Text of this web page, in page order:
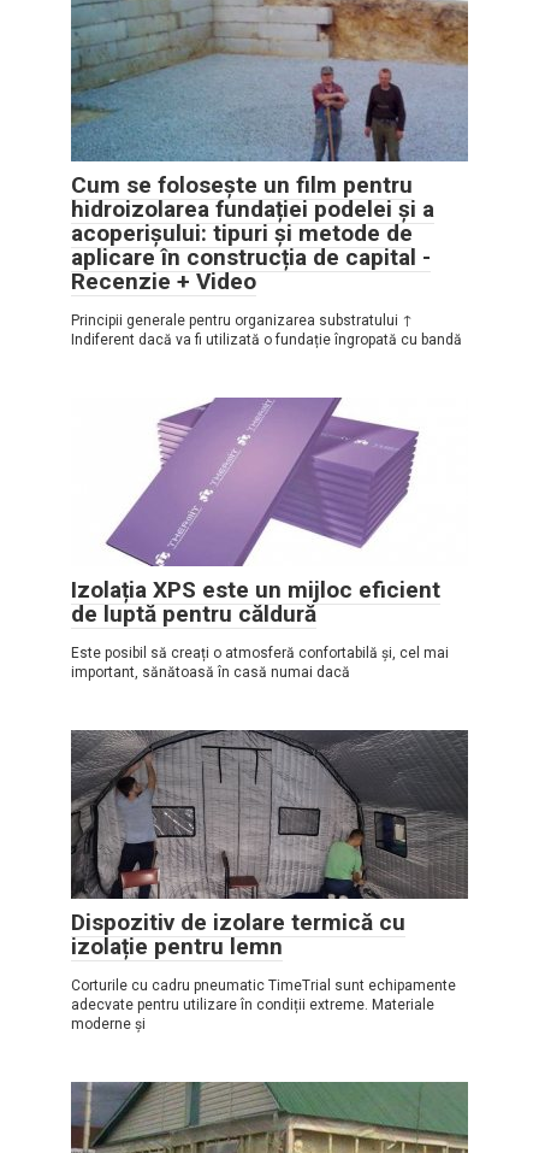
Cum se folosește un film pentru
hidroizolarea fundației podelei și a
acoperișului: tipuri și metode de
aplicare în construcția de capital -
Recenzie + Video
Principii generale pentru organizarea substratului ↑
Indiferent dacă va fi utilizată o fundație îngropată cu bandă
Izolația XPS este un mijloc eficient
de luptă pentru căldură
Este posibil să creați o atmosferă confortabilă și, cel mai
important, sănătoasă în casă numai dacă
Dispozitiv de izolare termică cu
izolație pentru lemn
Corturile cu cadru pneumatic TimeTrial sunt echipamente
adecvate pentru utilizare în condiții extreme. Materiale
moderne și